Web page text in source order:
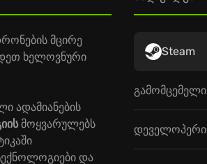
მცირე
ხელოვნური
ადამიანების
მოყვარულებს
და
Steam
გამომცემელი
დეველოპერი